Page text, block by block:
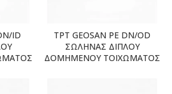
ID
TPT GEOSAN PE DN/OD
ΣΩΛΗΝΑΣ ΔΙΠΛΟΥ
ΔΟΜΗΜΕΝΟΥ ΤΟΙΧΩΜΑΤΟΣ